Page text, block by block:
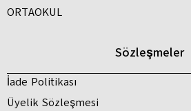
ORTAOKUL
Sözleşmeler
İade Politikası
Üyelik Sözleşmesi